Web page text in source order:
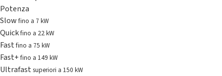
Potenza
Slowfino a 7 kW
Quickfino a 22 kW
Fastfino a 75 kW
Fast+fino a 149 kW
Ultrafast superiori a 150 kW